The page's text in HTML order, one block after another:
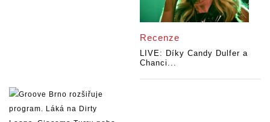
Recenze
LIVE: Díky Candy Dulfer a
Chanci...